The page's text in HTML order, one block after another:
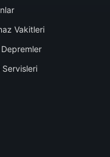
Vakitleri
Depremler
Servisleri